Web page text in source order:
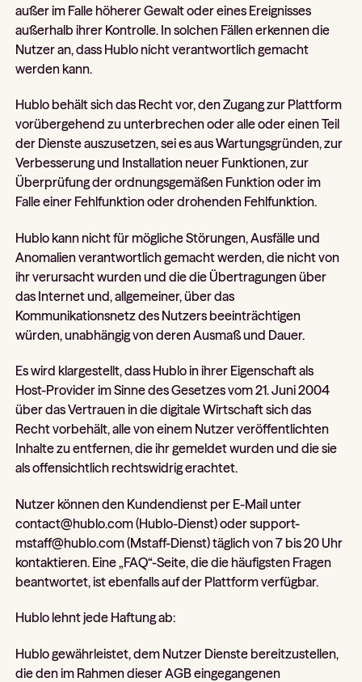
außer im Falle höherer Gewalt oder eines Ereignisses
außerhalb ihrer Kontrolle. In solchen Fällen erkennen die
Nutzer an, dass Hublo nicht verantwortlich gemacht
werden kann.
Hublo behält sich das Recht vor, den Zugang zur Plattform
vorübergehend zu unterbrechen oder alle oder einen Teil
der Dienste auszusetzen, sei es aus Wartungsgründen, zur
Verbesserung und Installation neuer Funktionen, zur
Überprüfung der ordnungsgemäßen Funktion oder im
Falle einer Fehlfunktion oder drohenden Fehlfunktion.
Hublo kann nicht für mögliche Störungen, Ausfälle und
Anomalien verantwortlich gemacht werden, die nicht von
ihr verursacht wurden und die die Übertragungen über
das Internet und, allgemeiner, über das
Kommunikationsnetz des Nutzers beeinträchtigen
würden, unabhängig von deren Ausmaß und Dauer.
Es wird klargestellt, dass Hublo in ihrer Eigenschaft als
Host-Provider im Sinne des Gesetzes vom 21. Juni 2004
über das Vertrauen in die digitale Wirtschaft sich das
Recht vorbehält, alle von einem Nutzer veröffentlichten
Inhalte zu entfernen, die ihr gemeldet wurden und die sie
als offensichtlich rechtswidrig erachtet.
Nutzer können den Kundendienst per E-Mail unter
contact@hublo.com (Hublo-Dienst) oder support-
mstaff@hublo.com (Mstaff-Dienst) täglich von 7 bis 20 Uhr
kontaktieren. Eine „FAQ“-Seite, die die häufigsten Fragen
beantwortet, ist ebenfalls auf der Plattform verfügbar.
Hublo lehnt jede Haftung ab:
Hublo gewährleistet, dem Nutzer Dienste bereitzustellen,
die den im Rahmen dieser AGB eingegangenen